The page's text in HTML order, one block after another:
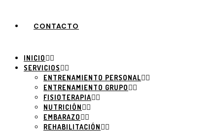
CONTACTO
INICIO
SERVICIOS
ENTRENAMIENTO PERSONAL
ENTRENAMIENTO GRUPO
FISIOTERAPIA
NUTRICIÓN
EMBARAZO
REHABILITACIÓN